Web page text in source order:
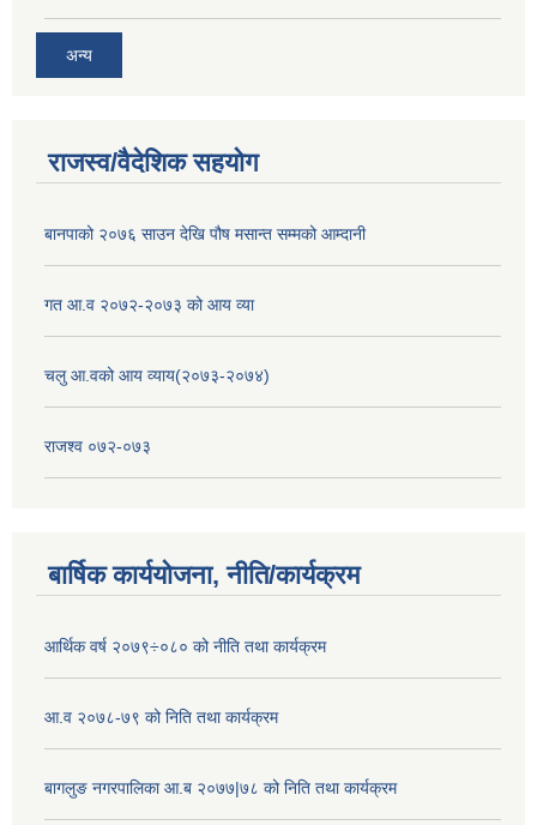
अन्य
राजस्व/वैदेशिक सहयोग
बानपाको २०७६ साउन देखि पौष मसान्त सम्मको आम्दानी
गत आ.व २०७२-२०७३ को आय व्या
चलु आ.वको आय व्याय(२०७३-२०७४)
राजश्व ०७२-०७३
बार्षिक कार्ययोजना, नीति/कार्यक्रम
आर्थिक वर्ष २०७९÷०८० को नीति तथा कार्यक्रम
आ.व २०७८-७९ को निति तथा कार्यक्रम
बागलुङ नगरपालिका आ.ब २०७७|७८ को निति तथा कार्यक्रम